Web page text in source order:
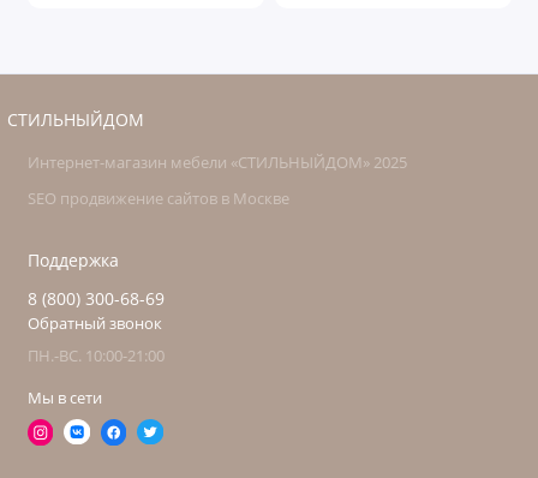
СТИЛЬНЫЙДОМ
Интернет-магазин мебели «СТИЛЬНЫЙДОМ» 2025
SEO продвижение сайтов в Москве
Поддержка
8 (800) 300-68-69
Обратный звонок
ПН.-ВС. 10:00-21:00
Мы в сети